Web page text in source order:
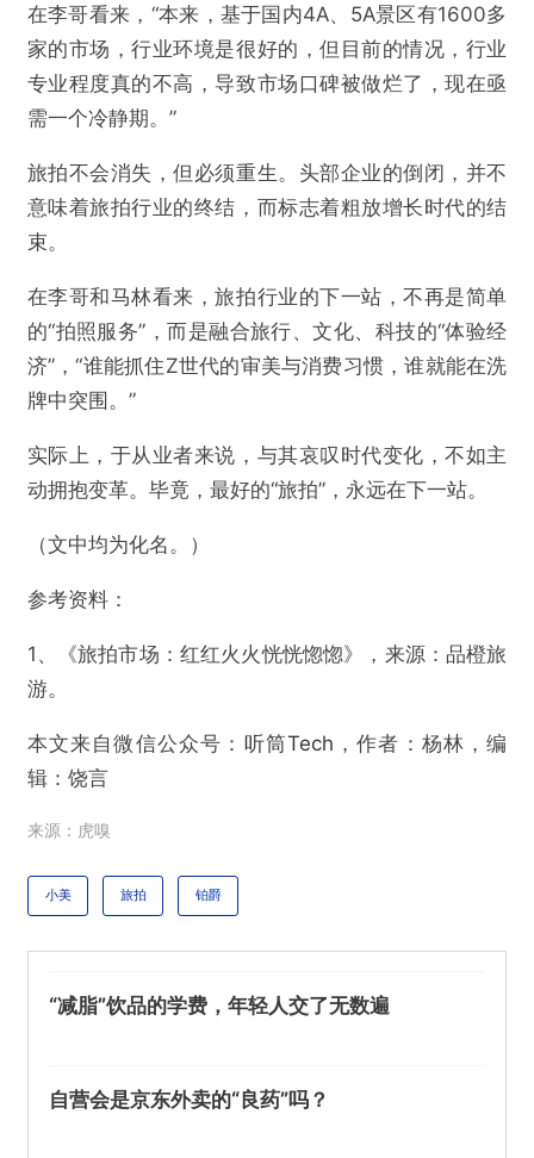
在李哥看来，“本来，基于国内4A、5A景区有1600多
家的市场，行业环境是很好的，但目前的情况，行业
专业程度真的不高，导致市场口碑被做烂了，现在亟
需一个冷静期。”
旅拍不会消失，但必须重生。头部企业的倒闭，并不
意味着旅拍行业的终结，而标志着粗放增长时代的结
束。
在李哥和马林看来，旅拍行业的下一站，不再是简单
的“拍照服务”，而是融合旅行、文化、科技的“体验经
济”，“谁能抓住Z世代的审美与消费习惯，谁就能在洗
牌中突围。”
实际上，于从业者来说，与其哀叹时代变化，不如主
动拥抱变革。毕竟，最好的“旅拍”，永远在下一站。
（文中均为化名。）
参考资料：
1、《旅拍市场：红红火火恍恍惚惚》，来源：品橙旅
游。
本文来自微信公众号： 听筒Tech ，作者：杨林，编
辑：饶言
来源：虎嗅
小美 旅拍 铂爵
“减脂”饮品的学费，年轻人交了无数遍
自营会是京东外卖的“良药”吗？